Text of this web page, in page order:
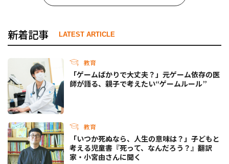
新着記事 LATEST ARTICLE
教育
「ゲームばかりで大丈夫？」元ゲーム依存の医
師が語る、親子で考えたい“ゲームルール”
教育
「いつか死ぬなら、人生の意味は？」子どもと
考える児童書『死って、なんだろう？』翻訳
家・小宮由さんに聞く